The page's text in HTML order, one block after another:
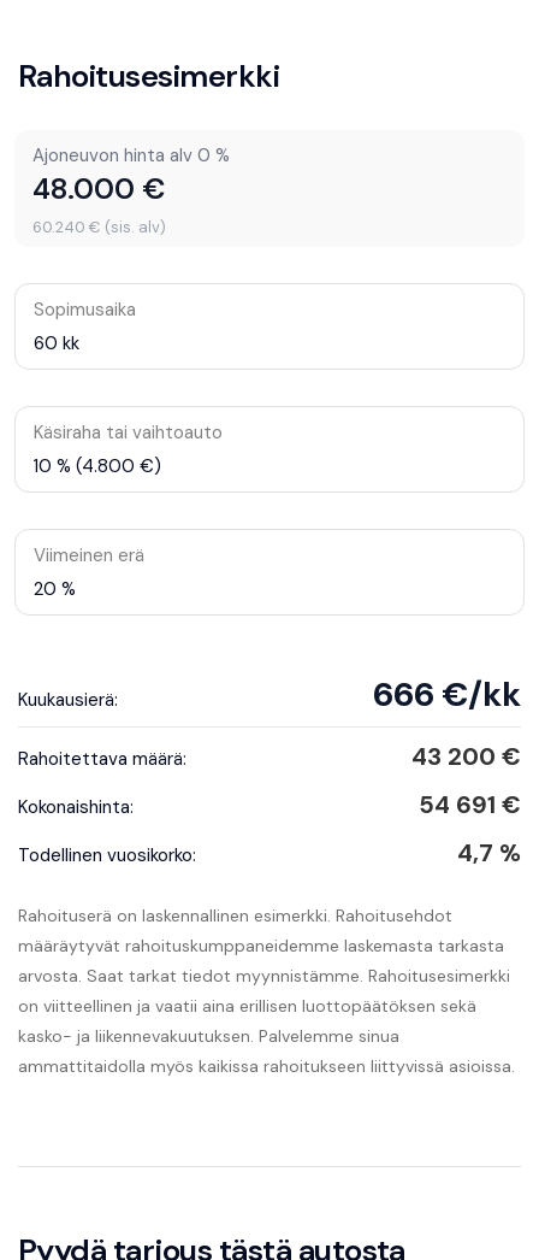
Rahoitusesimerkki
Ajoneuvon hinta alv 0 %
48.000 €
60.240 € (sis. alv)
Sopimusaika
60 kk
Käsiraha tai vaihtoauto
10 % (4.800 €)
Viimeinen erä
20 %
Kuukausierä: 666 €/kk
Rahoitettava määrä: 43 200 €
Kokonaishinta: 54 691 €
Todellinen vuosikorko: 4,7 %
Rahoituserä on laskennallinen esimerkki. Rahoitusehdot
määräytyvät rahoituskumppaneidemme laskemasta tarkasta
arvosta. Saat tarkat tiedot myynnistämme. Rahoitusesimerkki
on viitteellinen ja vaatii aina erillisen luottopäätöksen sekä
kasko- ja liikennevakuutuksen. Palvelemme sinua
ammattitaidolla myös kaikissa rahoitukseen liittyvissä asioissa.
Pyydä tarjous tästä autosta